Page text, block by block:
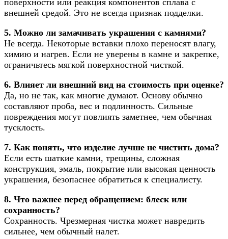
поверхности или реакция компонентов сплава с
внешней средой. Это не всегда признак подделки.
5. Можно ли замачивать украшения с камнями?
Не всегда. Некоторые вставки плохо переносят влагу,
химию и нагрев. Если не уверены в камне и закрепке,
ограничьтесь мягкой поверхностной чисткой.
6. Влияет ли внешний вид на стоимость при оценке?
Да, но не так, как многие думают. Основу обычно
составляют проба, вес и подлинность. Сильные
повреждения могут повлиять заметнее, чем обычная
тусклость.
7. Как понять, что изделие лучше не чистить дома?
Если есть шаткие камни, трещины, сложная
конструкция, эмаль, покрытие или высокая ценность
украшения, безопаснее обратиться к специалисту.
8. Что важнее перед обращением: блеск или
сохранность?
Сохранность. Чрезмерная чистка может навредить
сильнее, чем обычный налет.